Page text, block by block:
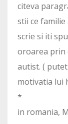
citeva
stii ce
scrie si iti
oroarea prin
autist. (
motivatia lui
*
in romania,